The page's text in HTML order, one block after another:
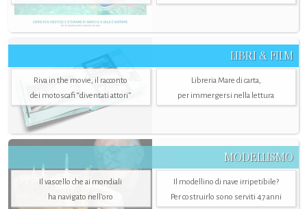
LIBRI & FILM
Riva in the movie, il racconto
dei motoscafi “diventati attori”
Libreria Mare di carta,
per immergersi nella lettura
MODELLISMO
Il vascello che ai mondiali
ha navigato nell’oro
Il modellino di nave irripetibile?
Per costruirlo sono serviti 47 anni